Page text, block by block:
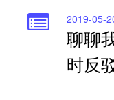
2019-05-
聊聊
时反